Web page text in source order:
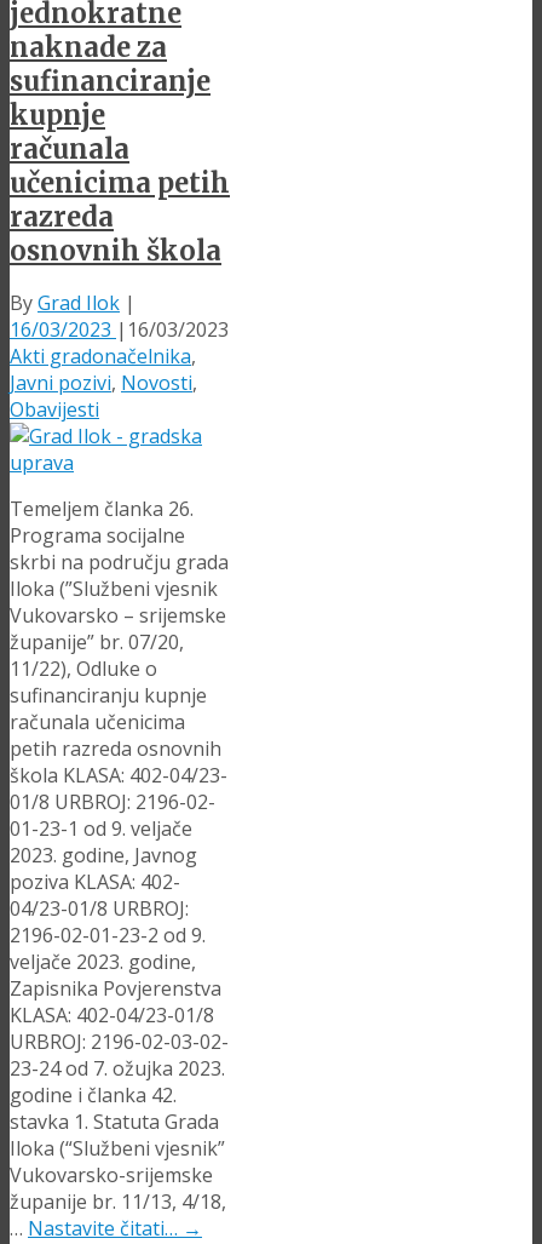
jednokratne
naknade za
sufinanciranje
kupnje
računala
učenicima petih
razreda
osnovnih škola
ByGrad Ilok |
16/03/2023 | 16/03/2023
Akti gradonačelnika,
Javni pozivi, Novosti,
Obavijesti
Temeljem članka 26.
Programa socijalne
skrbi na području grada
Iloka (”Službeni vjesnik
Vukovarsko – srijemske
županije” br. 07/20,
11/22), Odluke o
sufinanciranju kupnje
računala učenicima
petih razreda osnovnih
škola KLASA: 402-04/23-
01/8 URBROJ: 2196-02-
01-23-1 od 9. veljače
2023. godine, Javnog
poziva KLASA: 402-
04/23-01/8 URBROJ:
2196-02-01-23-2 od 9.
veljače 2023. godine,
Zapisnika Povjerenstva
KLASA: 402-04/23-01/8
URBROJ: 2196-02-03-02-
23-24 od 7. ožujka 2023.
godine i članka 42.
stavka 1. Statuta Grada
Iloka (“Službeni vjesnik”
Vukovarsko-srijemske
županije br. 11/13, 4/18,
… Nastavite čitati… →